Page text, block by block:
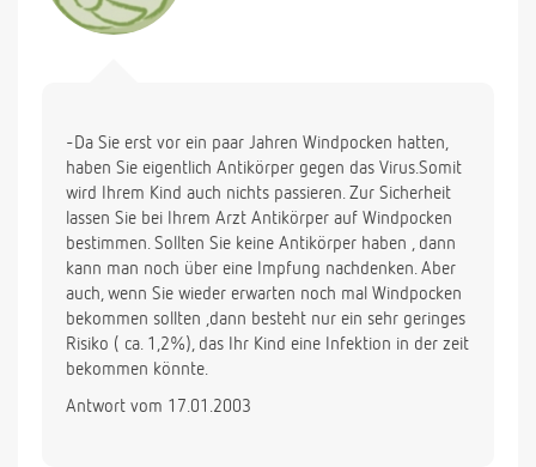
-Da Sie erst vor ein paar Jahren Windpocken hatten,
haben Sie eigentlich Antikörper gegen das Virus.Somit
wird Ihrem Kind auch nichts passieren. Zur Sicherheit
lassen Sie bei Ihrem Arzt Antikörper auf Windpocken
bestimmen. Sollten Sie keine Antikörper haben , dann
kann man noch über eine Impfung nachdenken. Aber
auch, wenn Sie wieder erwarten noch mal Windpocken
bekommen sollten ,dann besteht nur ein sehr geringes
Risiko ( ca. 1,2%), das Ihr Kind eine Infektion in der zeit
bekommen könnte.
Antwort vom 17.01.2003